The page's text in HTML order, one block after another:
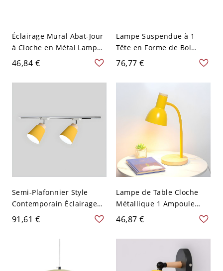
Éclairage Mural Abat-Jour
à Cloche en Métal Lampe
Murale 1 Tête Style
Macaron - 110 V-120 V
Jaune
46,84 €
Lampe Suspendue à 1
Tête en Forme de Bol
Suspension Nordique en
Métal - 110 V-120 V Jaune
30,48 cm
76,77 €
Semi-Plafonnier Style
Contemporain Éclairage
sur Rail Abat-Jour Cône en
Fer pour Salon - 2 Jaune
91,61 €
Lampe de Table Cloche
Métallique 1 Ampoule
Lampe de Bureau
Nordique Macaron Base
Ronde en Bois - 110 V-120
V Prise secteur Jaune
46,87 €